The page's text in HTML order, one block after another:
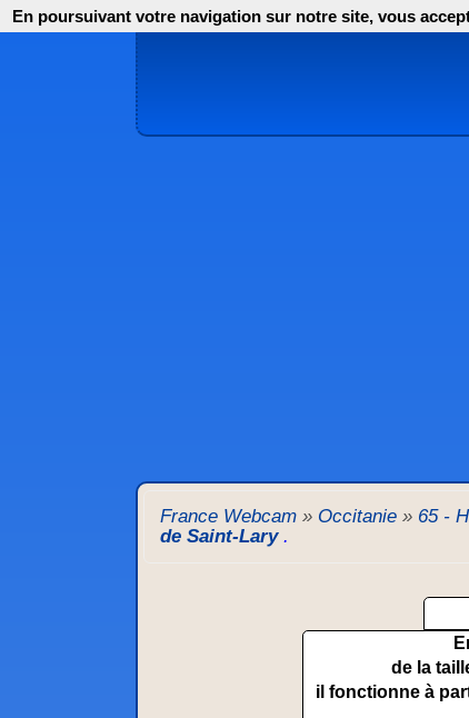
France Webcam » Occitanie » 65 -
de Saint-Lary .
de la
il fonctionne à
En poursuivant votre navigation sur notre site, vous